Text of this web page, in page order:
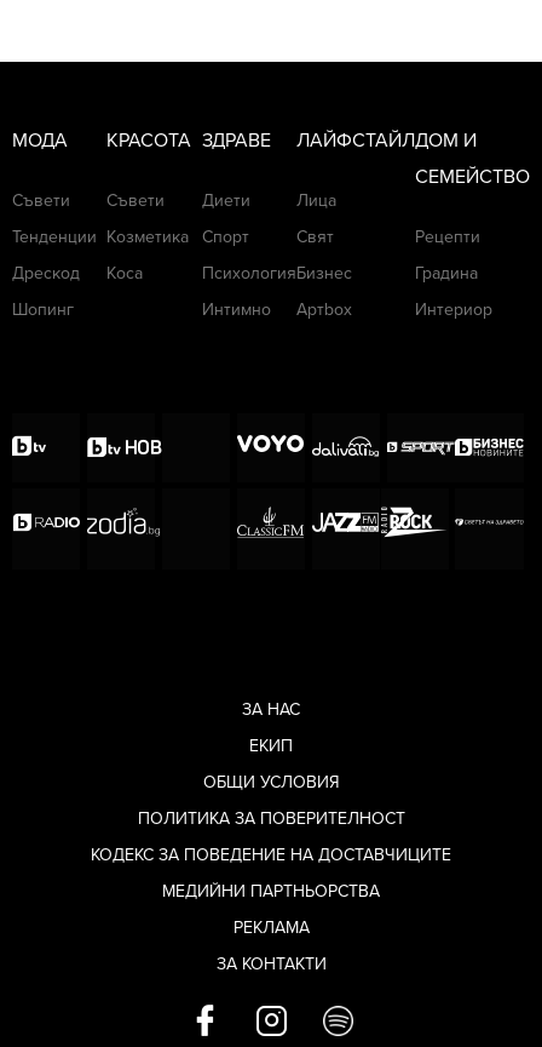
МОДА
Съвети
Тенденции
Дрескод
Шопинг
КРАСОТА
Съвети
Козметика
Коса
ЗДРАВЕ
Диети
Спорт
Психология
Интимно
ЛАЙФСТАЙЛ
Лица
Свят
Бизнес
Артbox
ДОМ И
СЕМЕЙСТВО
Рецепти
Градина
Интериор
ЗА НАС
ЕКИП
ОБЩИ УСЛОВИЯ
ПОЛИТИКА ЗА ПОВЕРИТЕЛНОСТ
КОДЕКС ЗА ПОВЕДЕНИЕ НА ДОСТАВЧИЦИТЕ
МЕДИЙНИ ПАРТНЬОРСТВА
РЕКЛАМА
ЗА КОНТАКТИ